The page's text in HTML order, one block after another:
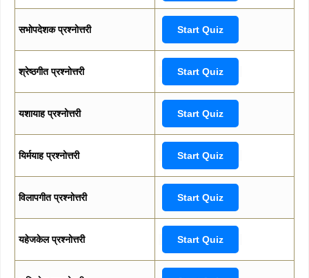
सभोपदेशक प्रश्नोत्तरी Start Quiz
श्रेष्ठगीत प्रश्नोत्तरी Start Quiz
यशायाह प्रश्नोत्तरी Start Quiz
यिर्मयाह प्रश्नोत्तरी Start Quiz
विलापगीत प्रश्नोत्तरी Start Quiz
यहेजकेल प्रश्नोत्तरी Start Quiz